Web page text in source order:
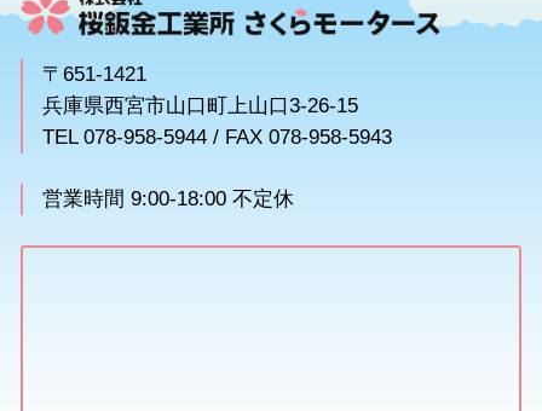
〒651-1421
兵庫県西宮市山口町上山口3-26-15
TEL 078-958-5944 / FAX 078-958-5943
営業時間 9:00-18:00 不定休